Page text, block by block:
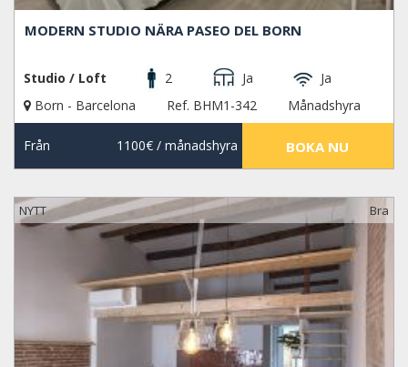
MODERN STUDIO NÄRA PASEO DEL BORN
Studio / Loft 2 Ja
Ja
Born - Barcelona
Ref. BHM1-342 Månadshyra
Från 1100€/ månadshyra BOKA NU
NYTT Bra